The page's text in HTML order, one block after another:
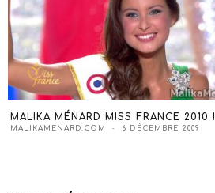
MALIKA MÉNARD MISS FRANCE 2010 !
MALIKAMENARD.COM 6 DÉCEMBRE 2009